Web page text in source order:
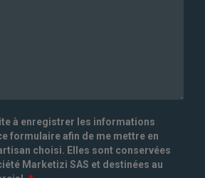
à enregistrer les informations
formulaire afin de me mettre en
choisi. Elles sont conservées
Marketizi SAS et destinées au